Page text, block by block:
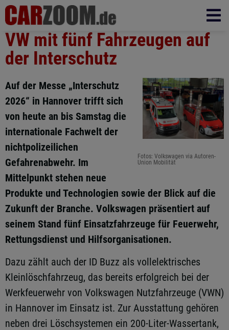
VW mit fünf Fahrzeugen auf
der Interschutz
Fotos: Volkswagen via Autoren-
Union Mobilität
Auf der Messe „Interschutz
2026“ in Hannover trifft sich
von heute an bis Samstag die
internationale Fachwelt der
nichtpolizeilichen
Gefahrenabwehr. Im
Mittelpunkt stehen neue
Produkte und Technologien sowie der Blick auf die
Zukunft der Branche. Volkswagen präsentiert auf
seinem Stand fünf Einsatzfahrzeuge für Feuerwehr,
Rettungsdienst und Hilfsorganisationen.
Dazu zählt auch der ID Buzz als vollelektrisches
Kleinlöschfahrzeug, das bereits erfolgreich bei der
Werkfeuerwehr von Volkswagen Nutzfahrzeuge (VWN)
in Hannover im Einsatz ist. Zur Ausstattung gehören
neben drei Löschsystemen ein 200-Liter-Wassertank,